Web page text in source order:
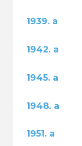
1939. a
1942. a
1945. a
1948. a
1951. a